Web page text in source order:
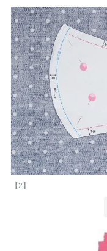
【2】